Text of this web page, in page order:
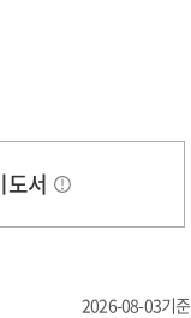
도서
2026-08-03기준